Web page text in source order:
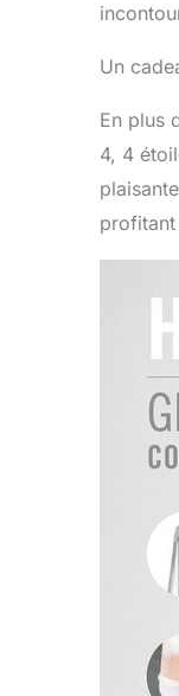
Un
En plus
4, 4